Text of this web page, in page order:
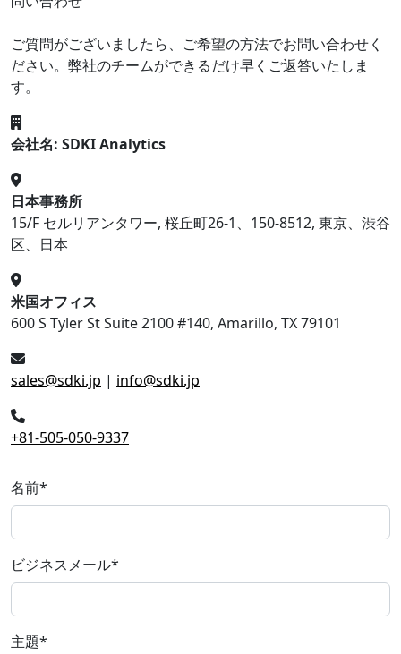
ご質問がございましたら、ご希望の方法でお問い合わせく
ださい。弊社のチームができるだけ早くご返答いたしま
す。
会社名: SDKI Analytics
日本事務所
15/F セルリアンタワー, 桜丘町26-1、150-8512, 東京、渋谷
区、日本
米国オフィス
600 S Tyler St Suite 2100 #140, Amarillo, TX 79101
sales@sdki.jp | info@sdki.jp
+81-505-050-9337
名前*
ビジネスメール*
主題*